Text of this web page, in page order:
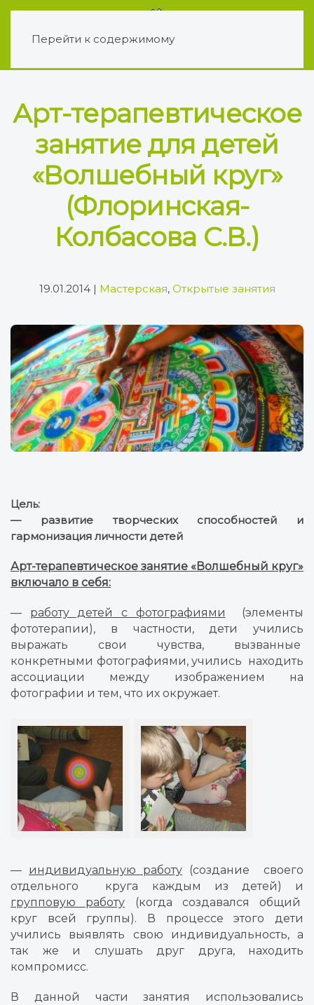
Перейти к содержимому
Арт-терапевтическое
занятие для детей
«Волшебный круг»
(Флоринская-
Колбасова С.В.)
19.01.2014| Мастерская, Открытые занятия
Цель:
— развитие творческих способностей и
гармонизация личности детей
Арт-терапевтическое занятие «Волшебный круг»
включало в себя:
— работу детей с фотографиями
(элементы
фототерапии), в частности, дети учились
выражать свои чувства, вызванные
конкретными фотографиями, учились находить
ассоциации между изображением на
фотографии и тем, что их окружает.
— индивидуальную работу (создание
своего
отдельного
круга каждым из детей) и
групповую работу (когда создавался общий
круг всей группы). В процессе этого дети
учились выявлять свою индивидуальность, а
так же и слушать друг друга, находить
компромисс.
В данной части занятия использовались